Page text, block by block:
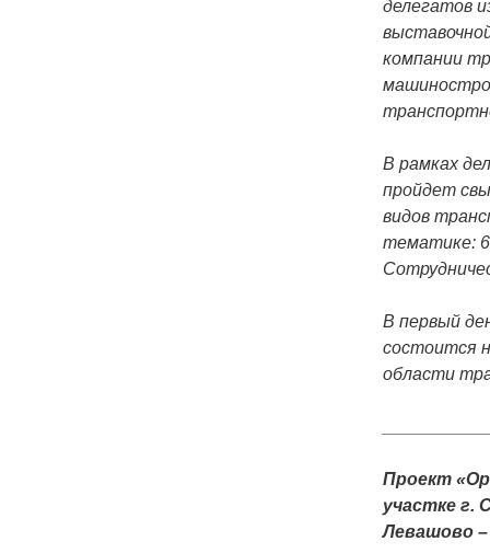
делегатов
компании
В рамках
пройдет
видов
тематике: 6
В первый
состоится
области
Проект
участке г.
Левашово